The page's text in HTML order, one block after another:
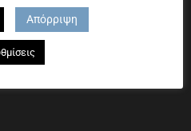
βρείτε
15, Αθήνα 176 72
Απόρριψη